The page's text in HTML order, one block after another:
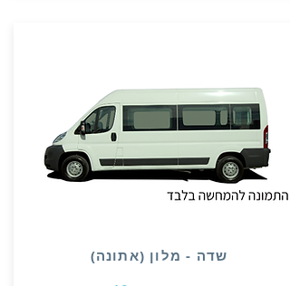
(שדה - מלון (אתונה